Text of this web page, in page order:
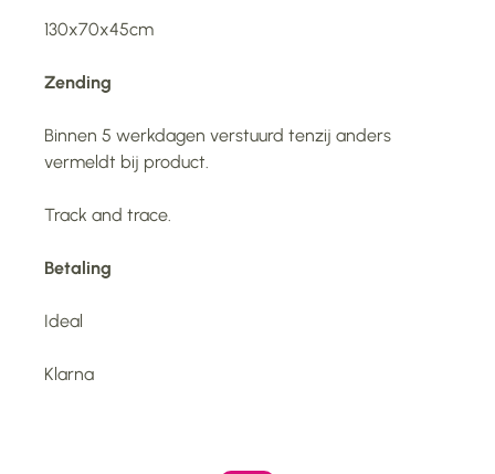
130x70x45cm
Zending
Binnen 5 werkdagen verstuurd tenzij anders
vermeldt bij product.
Track and trace.
Betaling
Ideal
Klarna